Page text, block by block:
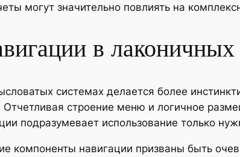
могут значительно повлиять на
в
системах делается более
строение меню и логичное
подразумевает использование только
компоненты навигации призваны быть